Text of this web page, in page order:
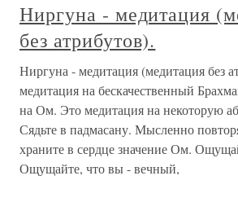
Ниргуна - медитация
без атрибутов).
Ниргуна - медитация (медитация без
медитация на бескачественный
на Ом. Это медитация на некоторую
Сядьте в падмасану. Мысленно
храните в сердце значение Ом.
Ощущайте, что вы - вечный,